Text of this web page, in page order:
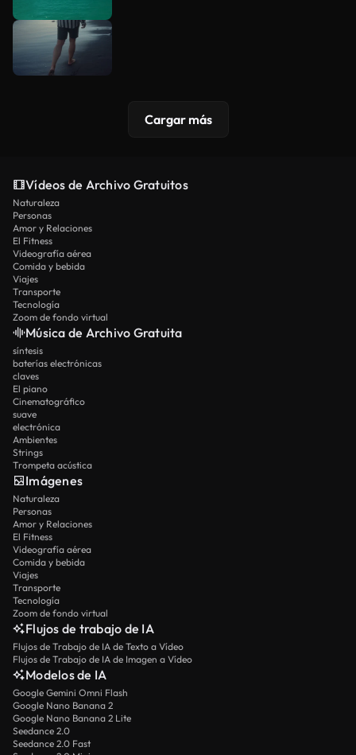
Cargar más
Vídeos de Archivo Gratuitos
Naturaleza
Personas
Amor y Relaciones
El Fitness
Videografía aérea
Comida y bebida
Viajes
Transporte
Tecnología
Zoom de fondo virtual
Música de Archivo Gratuita
síntesis
baterías electrónicas
claves
El piano
Cinematográfico
suave
electrónica
Ambientes
Strings
Trompeta acústica
Imágenes
Naturaleza
Personas
Amor y Relaciones
El Fitness
Videografía aérea
Comida y bebida
Viajes
Transporte
Tecnología
Zoom de fondo virtual
Flujos de trabajo de IA
Flujos de Trabajo de IA de Texto a Vídeo
Flujos de Trabajo de IA de Imagen a Vídeo
Modelos de IA
Google Gemini Omni Flash
Google Nano Banana 2
Google Nano Banana 2 Lite
Seedance 2.0
Seedance 2.0 Fast